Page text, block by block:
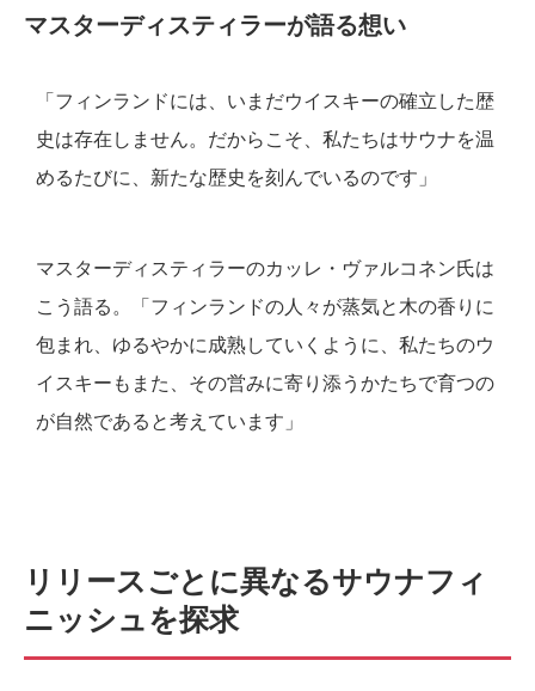
マスターディスティラーが語る想い
「フィンランドには、いまだウイスキーの確立した歴
史は存在しません。だからこそ、私たちはサウナを温
めるたびに、新たな歴史を刻んでいるのです」
マスターディスティラーのカッレ・ヴァルコネン氏は
こう語る。「フィンランドの人々が蒸気と木の香りに
包まれ、ゆるやかに成熟していくように、私たちのウ
イスキーもまた、その営みに寄り添うかたちで育つの
が自然であると考えています」
リリースごとに異なるサウナフィ
ニッシュを探求